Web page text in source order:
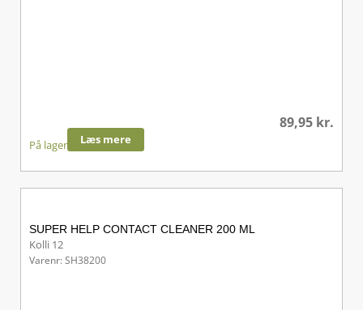
89,95 kr.
På lager Læs mere
SUPER HELP CONTACT CLEANER 200 ML
Kolli 12
Varenr: SH38200